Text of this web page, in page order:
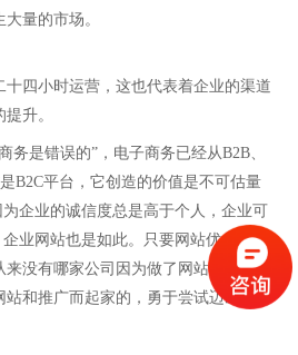
量的市场。
十四小时运营，这也代表着企业的渠道
升。
务是错误的”，电子商务已经从B2B、
B2C平台，它创造的价值是不可估量
企业的诚信度总是高于个人，企业可
业网站也是如此。只要网站优化能做
没有哪家公司因为做了网站推广而倒
和推广而起家的，勇于尝试迈出第一